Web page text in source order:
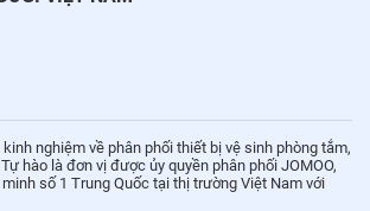
nghiệm về phân phối thiết bị vệ sinh phòng tắm,
hào là đơn vị được ủy quyền phân phối JOMOO,
số 1 Trung Quốc tại thị trường Việt Nam với